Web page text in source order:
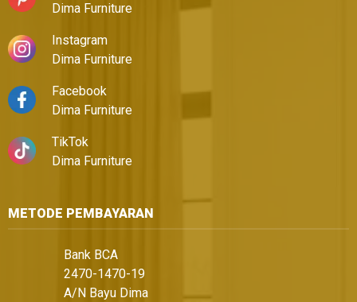
Dima Furniture
Instagram
Dima Furniture
Facebook
Dima Furniture
TikTok
Dima Furniture
METODE PEMBAYARAN
Bank BCA
2470-1470-19
A/N Bayu Dima